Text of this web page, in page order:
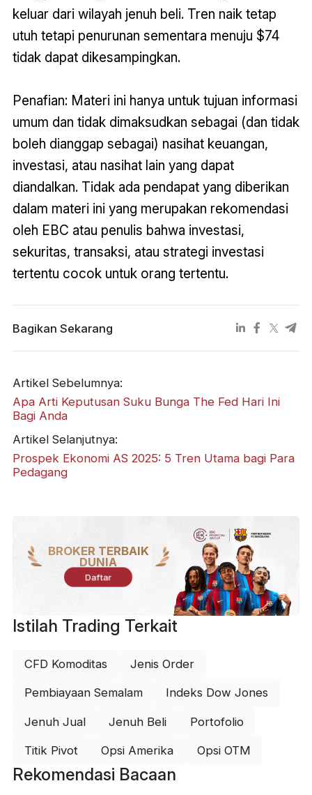
keluar dari wilayah jenuh beli. Tren naik tetap
utuh tetapi penurunan sementara menuju $74
tidak dapat dikesampingkan.
Penafian: Materi ini hanya untuk tujuan informasi
umum dan tidak dimaksudkan sebagai (dan tidak
boleh dianggap sebagai) nasihat keuangan,
investasi, atau nasihat lain yang dapat
diandalkan. Tidak ada pendapat yang diberikan
dalam materi ini yang merupakan rekomendasi
oleh EBC atau penulis bahwa investasi,
sekuritas, transaksi, atau strategi investasi
tertentu cocok untuk orang tertentu.
Bagikan Sekarang
Artikel Sebelumnya:
Apa Arti Keputusan Suku Bunga The Fed Hari Ini
Bagi Anda
Artikel Selanjutnya:
Prospek Ekonomi AS 2025: 5 Tren Utama bagi Para
Pedagang
BROKER TERBAIK
DUNIA
Daftar
Istilah Trading Terkait
CFD Komoditas Jenis Order
Pembiayaan Semalam Indeks Dow Jones
Jenuh Jual Jenuh Beli Portofolio
Titik Pivot Opsi Amerika Opsi OTM
Rekomendasi Bacaan